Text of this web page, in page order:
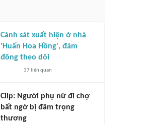
Cảnh sát xuất hiện ở nhà
'Huấn Hoa Hồng', đám
đông theo dõi
37liên quan
Clip: Người phụ nữ đi chợ
bất ngờ bị đâm trọng
thương